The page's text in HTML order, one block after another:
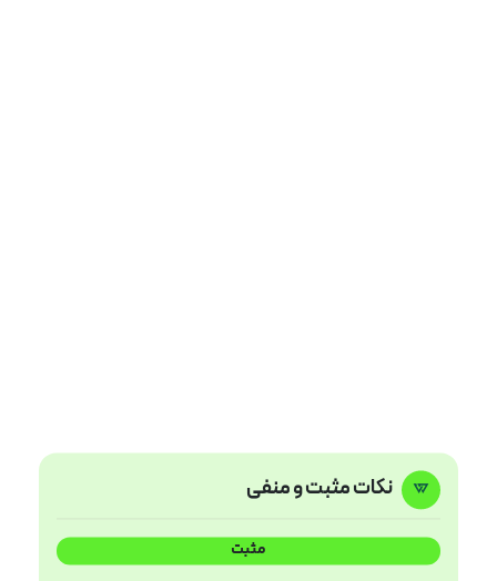
نکات مثبت و منفی
مثبت